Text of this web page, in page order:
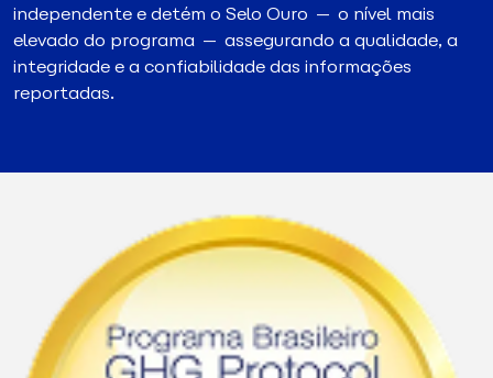
independente e detém o Selo Ouro — o nível mais
elevado do programa — assegurando a qualidade, a
integridade e a confiabilidade das informações
reportadas.